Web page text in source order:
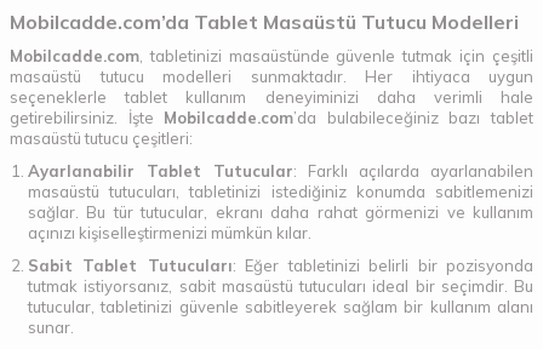
Mobilcadde.com’da Tablet Masaüstü Tutucu Modelleri
Mobilcadde.com, tabletinizi masaüstünde güvenle tutmak için çeşitli
masaüstü tutucu modelleri sunmaktadır. Her ihtiyaca uygun
seçeneklerle tablet kullanım deneyiminizi daha verimli hale
getirebilirsiniz. İşte Mobilcadde.com’da bulabileceğiniz bazı tablet
masaüstü tutucu çeşitleri:
Ayarlanabilir Tablet Tutucular: Farklı açılarda ayarlanabilen
masaüstü tutucuları, tabletinizi istediğiniz konumda sabitlemenizi
sağlar. Bu tür tutucular, ekranı daha rahat görmenizi ve kullanım
açınızı kişiselleştirmenizi mümkün kılar.
Sabit Tablet Tutucuları: Eğer tabletinizi belirli bir pozisyonda
tutmak istiyorsanız, sabit masaüstü tutucuları ideal bir seçimdir. Bu
tutucular, tabletinizi güvenle sabitleyerek sağlam bir kullanım alanı
sunar.